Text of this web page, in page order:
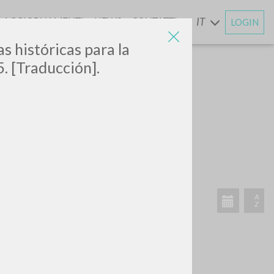
históricas para la
[Traducción].
AGGIORNAMENTIENEWS CONTATTI IT LOGIN
A
Z